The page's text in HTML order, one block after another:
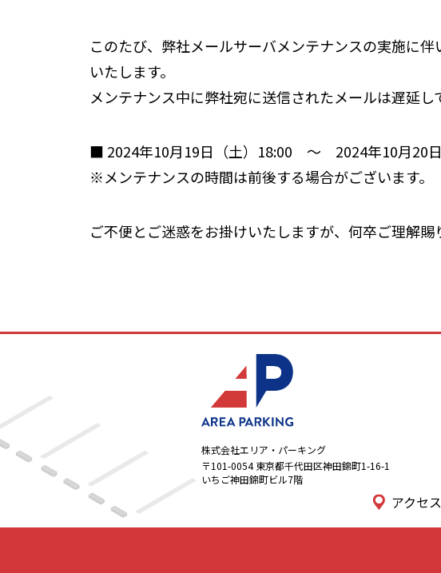
このたび、弊社メールサーバメンテナンスの実施に
いたします。
メンテナンス中に弊社宛に送信されたメールは遅延
■ 2024年10月19日（土）18:00 ～ 2024年10月20
※メンテナンスの時間は前後する場合がございます。
ご不便とご迷惑をお掛けいたしますが、何卒ご理解賜
株式会社エリア・パーキング
〒101-0054東京都千代田区神田錦町1-16-1
いちご神田錦町ビル7階
アクセス